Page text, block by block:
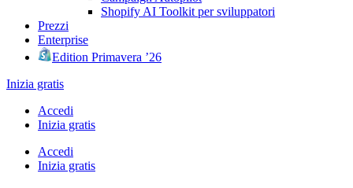
Shopify AI Toolkit per sviluppatori
Prezzi
Enterprise
Edition Primavera ’26
Inizia gratis
Accedi
Inizia gratis
Accedi
Inizia gratis